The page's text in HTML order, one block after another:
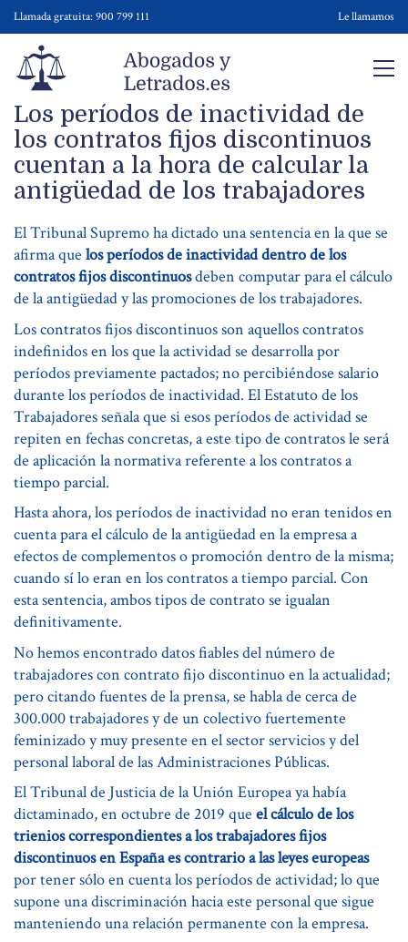
Llamada gratuita: 900 799 111 Le llamamos
Los períodos de inactividad de
los contratos fijos discontinuos
cuentan a la hora de calcular la
antigüedad de los trabajadores
El Tribunal Supremo ha dictado una sentencia en la que se
afirma que los períodos de inactividad dentro de los
contratos fijos discontinuosdeben computar para el cálculo
de la antigüedad y las promociones de los trabajadores.
Los contratos fijos discontinuos son aquellos contratos
indefinidos en los que la actividad se desarrolla por
períodos previamente pactados; no percibiéndose salario
durante los períodos de inactividad. El Estatuto de los
Trabajadores señala que si esos períodos de actividad se
repiten en fechas concretas, a este tipo de contratos le será
de aplicación la normativa referente a los contratos a
tiempo parcial.
Hasta ahora, los períodos de inactividad no eran tenidos en
cuenta para el cálculo de la antigüedad en la empresa a
efectos de complementos o promoción dentro de la misma;
cuando sí lo eran en los contratos a tiempo parcial. Con
esta sentencia, ambos tipos de contrato se igualan
definitivamente.
No hemos encontrado datos fiables del número de
trabajadores con contrato fijo discontinuo en la actualidad;
pero citando fuentes de la prensa, se habla de cerca de
300.000 trabajadores y de un colectivo fuertemente
feminizado y muy presente en el sector servicios y del
personal laboral de las Administraciones Públicas.
El Tribunal de Justicia de la Unión Europea ya había
dictaminado, en octubre de 2019 que el cálculo de los
trienios correspondientes a los trabajadores fijos
discontinuos en España es contrario a las leyes europeas
por tener sólo en cuenta los períodos de actividad; lo que
supone una discriminación hacia este personal que sigue
manteniendo una relación permanente con la empresa.